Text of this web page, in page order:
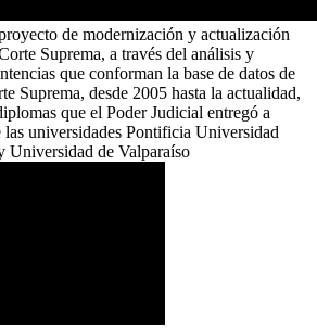
de modernización y actualización
Suprema, a través del análisis y
que conforman la base de datos de
Suprema, desde 2005 hasta la actualidad,
que el Poder Judicial entregó a
las universidades Pontificia Universidad
Universidad de Valparaíso